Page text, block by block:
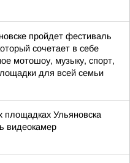
пройдет фестиваль
сочетает в себе
мотошоу, музыку, спорт,
для всей семьи
площадках Ульяновска
видеокамер